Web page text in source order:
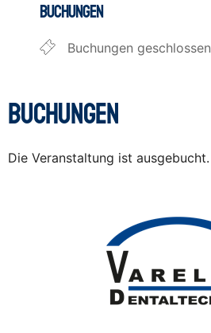
BUCHUNGEN
Buchungen geschlossen
Buchungen
Die Veranstaltung ist ausgebucht.